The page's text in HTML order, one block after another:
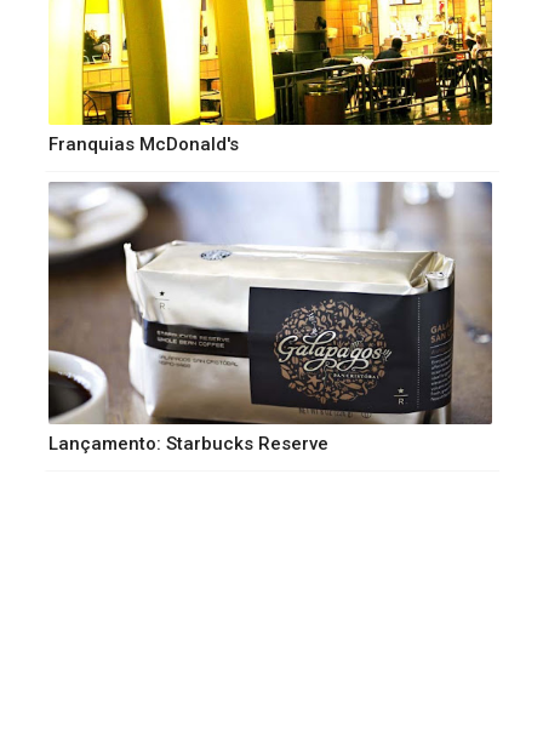
Franquias McDonald's
Lançamento: Starbucks Reserve